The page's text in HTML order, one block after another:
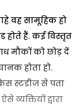
वह सामूहिक हो
होते हैं. कई विस्तृत
मौकों को छोड़ दें
होता हो.
स्टडीज से पता
व्यक्तियों द्वारा